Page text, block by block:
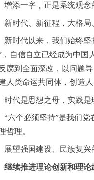
添一字，正是系统观念
时代、新征程，大格局
时代以来，我们始终坚
，自信自立已经成为中国
腐到全面深改，以问题
人类命运共同体，创造
代是思想之母，实践是
个必须坚持”是我们党
哲理。
望强国建设、民族复兴
继续推进理论创新和理